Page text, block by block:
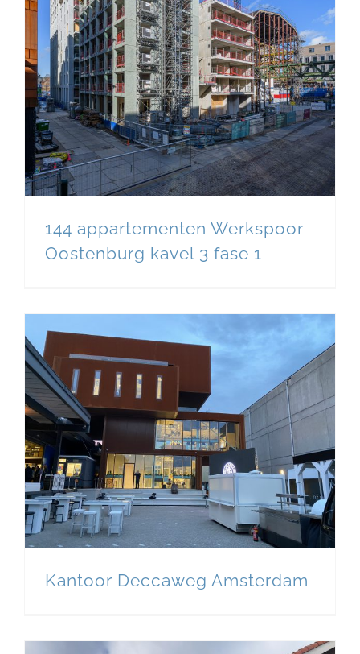
144 appartementen Werkspoor
Oostenburg kavel 3 fase 1
Kantoor Deccaweg Amsterdam